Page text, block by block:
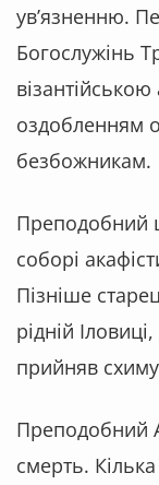
ув’язненню.
Богослужінь
оздобленням
безбожникам.
Преподобний
соборі
Пізніше
рідній
прийняв схиму
Преподобний
смерть.